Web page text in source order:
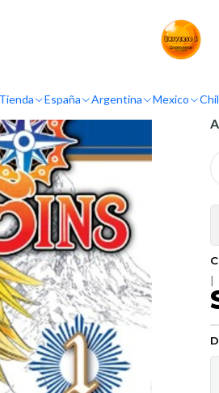
Tienda España Argentina Mexico